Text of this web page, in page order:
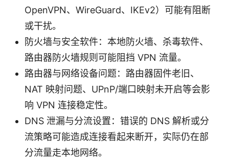
OpenVPN、WireGuard、IKEv2）可能有阻断
或干扰。
防火墙与安全软件：本地防火墙、杀毒软件、
路由器防火墙规则可能阻挡 VPN 流量。
路由器与网络设备问题：路由器固件老旧、
NAT 映射问题、UPnP/端口映射未开启等会影
响 VPN 连接稳定性。
DNS 泄漏与分流设置：错误的 DNS 解析或分
流策略可能造成连接看起来断开，实际仍在部
分流量走本地网络。